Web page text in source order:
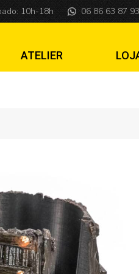
10h-18h 06 86 63 87 93
ATELIER